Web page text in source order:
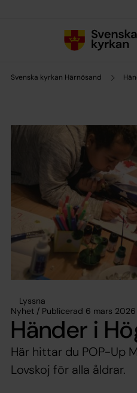
Svenska kyrkan Härnösand
Lyssna
Nyhet / Publicerad 6 mars
Händer i
Här hittar du POP-Up
Lovskoj för alla åldrar.